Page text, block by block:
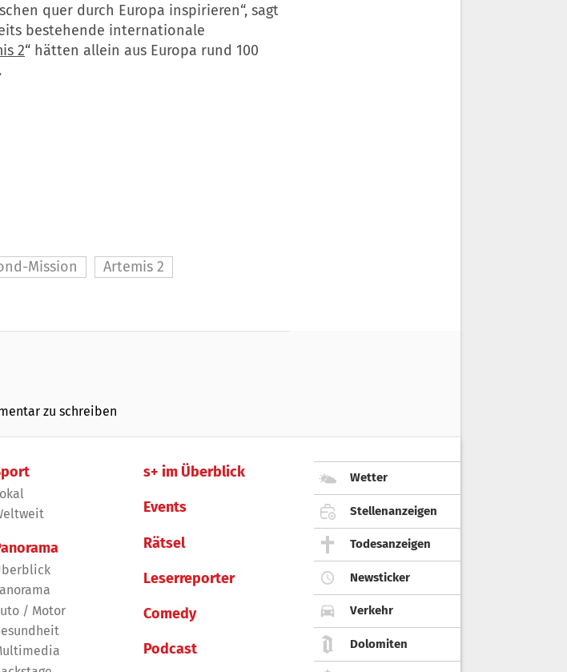
quer durch Europa inspirieren“, sagt
bestehende internationale
2“ hätten allein aus Europa rund 100
Mission Artemis 2
zu schreiben
/ Motor
s+ im Überblick
Events
Rätsel
Leserreporter
Comedy
Podcast
Wetter
Stellenanzeigen
Todesanzeigen
Newsticker
Verkehr
Dolomiten